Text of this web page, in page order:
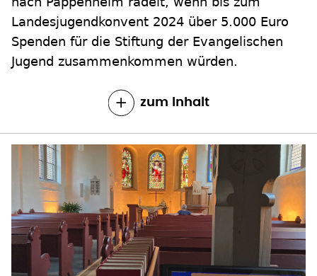
Landesjugendkonvent 2024 über 5.000 Euro
Spenden für die Stiftung der Evangelischen
Jugend zusammenkommen würden.
zum Inhalt